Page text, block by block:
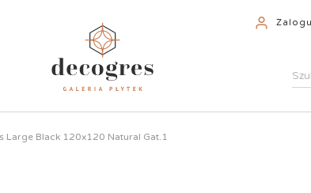
Large Black 120x120 Natural Gat.1